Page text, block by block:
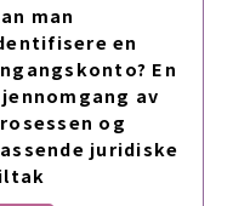
man
en
En
av
og
juridiske